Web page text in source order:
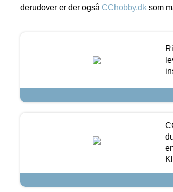
derudover er der også CChobby.dk som